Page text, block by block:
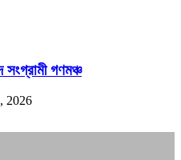
গণমঞ্চ
2026